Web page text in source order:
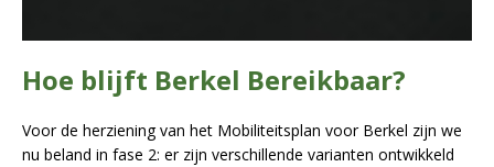
Hoe blijft Berkel Bereikbaar?
Voor de herziening van het Mobiliteitsplan voor Berkel zijn we
nu beland in fase 2: er zijn verschillende varianten ontwikkeld